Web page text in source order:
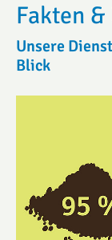
Fakten
Unsere
Blick